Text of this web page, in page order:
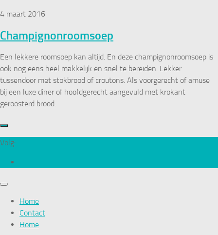
4 maart 2016
Champignonroomsoep
Een lekkere roomsoep kan altijd. En deze champignonroomsoep is
ook nog eens heel makkelijk en snel te bereiden. Lekker
tussendoor met stokbrood of croutons. Als voorgerecht of amuse
bij een luxe diner of hoofdgerecht aangevuld met krokant
geroosterd brood.
Volg:
Home
Contact
Home